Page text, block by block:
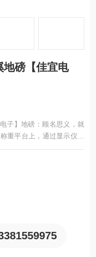
地磅【佳宜电
子】地磅：顾名思义，就
重平台上，通过显示仪表
解或订购120吨地磅的用